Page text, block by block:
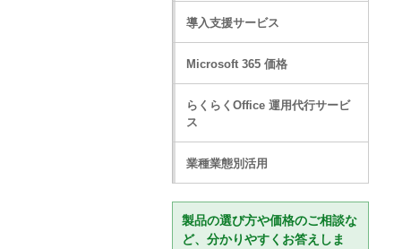
導入支援サービス
Microsoft 365 価格
らくらくOffice 運用代行サービ
ス
業種業態別活用
製品の選び方や価格のご相談な
ど、分かりやすくお答えしま